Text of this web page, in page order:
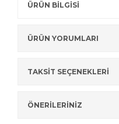
ÜRÜN BİLGİSİ
ÜRÜN YORUMLARI
TAKSİT SEÇENEKLERİ
ÖNERİLERİNİZ